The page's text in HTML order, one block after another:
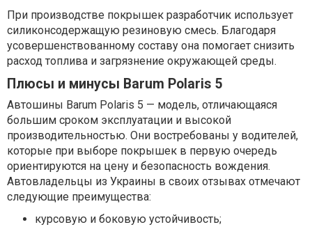
При производстве покрышек разработчик использует
силиконсодержащую резиновую смесь. Благодаря
усовершенствованному составу она помогает снизить
расход топлива и загрязнение окружающей среды.
Плюсы и минусы Barum Polaris 5
Автошины Barum Polaris 5 — модель, отличающаяся
большим сроком эксплуатации и высокой
производительностью. Они востребованы у водителей,
которые при выборе покрышек в первую очередь
ориентируются на цену и безопасность вождения.
Автовладельцы из Украины в своих отзывах отмечают
следующие преимущества:
курсовую и боковую устойчивость;